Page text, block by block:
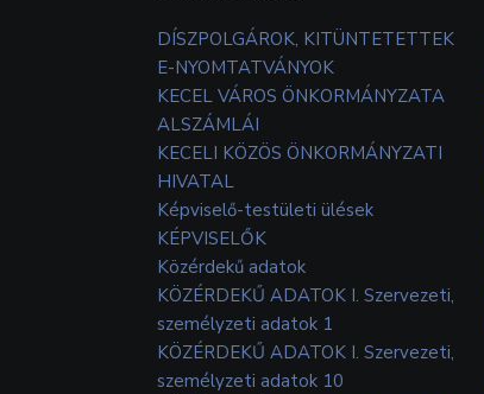
DÍSZPOLGÁROK, KITÜNTETETTEK
E-NYOMTATVÁNYOK
KECEL VÁROS ÖNKORMÁNYZATA
ALSZÁMLÁI
KECELI KÖZÖS ÖNKORMÁNYZATI
HIVATAL
Képviselő-testületi ülések
KÉPVISELŐK
Közérdekű adatok
KÖZÉRDEKŰ ADATOK I. Szervezeti,
személyzeti adatok 1
KÖZÉRDEKŰ ADATOK I. Szervezeti,
személyzeti adatok 10